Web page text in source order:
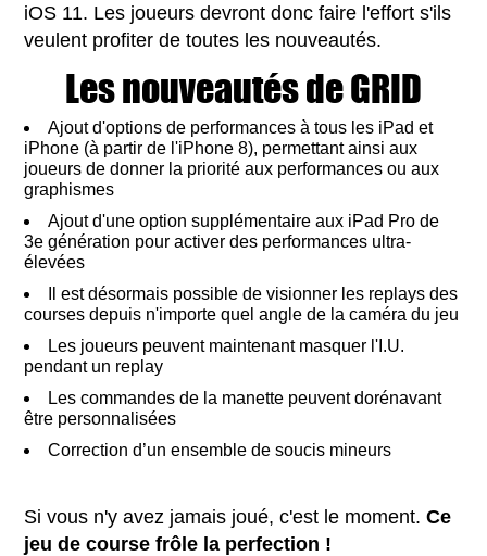
iOS 11. Les joueurs devront donc faire l'effort s'ils
veulent profiter de toutes les nouveautés.
Les nouveautés de GRID
Ajout d'options de performances à tous les iPad et
iPhone (à partir de l'iPhone 8), permettant ainsi aux
joueurs de donner la priorité aux performances ou aux
graphismes
Ajout d'une option supplémentaire aux iPad Pro de
3e génération pour activer des performances ultra-
élevées
Il est désormais possible de visionner les replays des
courses depuis n'importe quel angle de la caméra du jeu
Les joueurs peuvent maintenant masquer l'I.U.
pendant un replay
Les commandes de la manette peuvent dorénavant
être personnalisées
Correction d’un ensemble de soucis mineurs
Si vous n'y avez jamais joué, c'est le moment.Ce
jeu de course frôle la perfection !